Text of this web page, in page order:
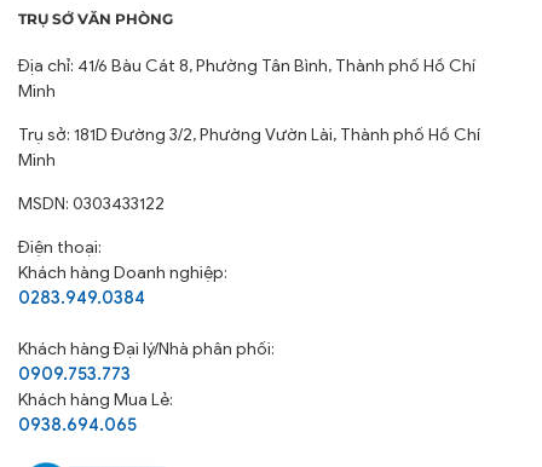
TRỤ SỞ VĂN PHÒNG
Địa chỉ: 41/6 Bàu Cát 8, Phường Tân Bình, Thành phố Hồ Chí
Minh
Trụ sở: 181D Đường 3/2, Phường Vườn Lài, Thành phố Hồ Chí
Minh
MSDN: 0303433122
Điện thoại:
Khách hàng Doanh nghiệp:
0283.949.0384
Khách hàngĐại lý/Nhà phân phối:
0909.753.773
Khách hàng Mua Lẻ:
0938.694.065